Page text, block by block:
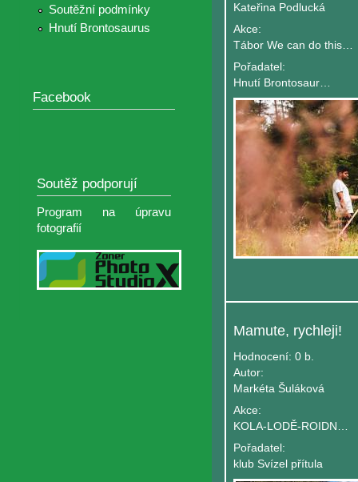
Soutěžní podmínky
Hnutí Brontosaurus
Facebook
Soutěž podporují
Program na úpravu
fotografií
Kateřina Podlucká
Akce:
Tábor We can do this Together
Pořadatel:
Hnutí Brontosaurus - ústředí
Mamute, rychleji!
Hodnocení: 0 b.
Autor:
Markéta Šuláková
Akce:
KOLA-LODĚ-ROIDNY aneb PRAVĚK
Pořadatel:
klub Svízel přítula